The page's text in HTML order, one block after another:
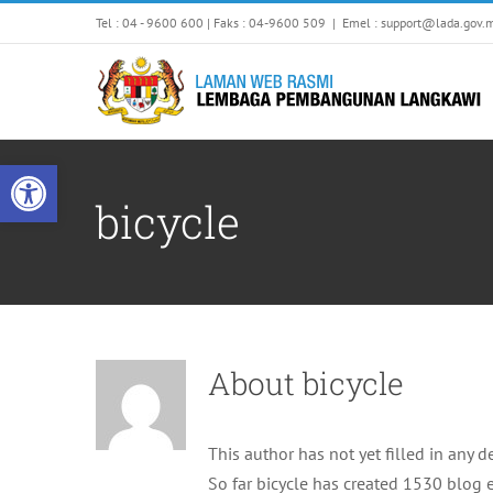
Open toolbar
to
Tel : 04 - 9600 600 | Faks : 04-9600 509 | Emel :
bicycle
Aboutbicycle
This author has not yet filled in any
So far bicycle has created 1530 blog
LANGKAWI UNESCO GLOBAL